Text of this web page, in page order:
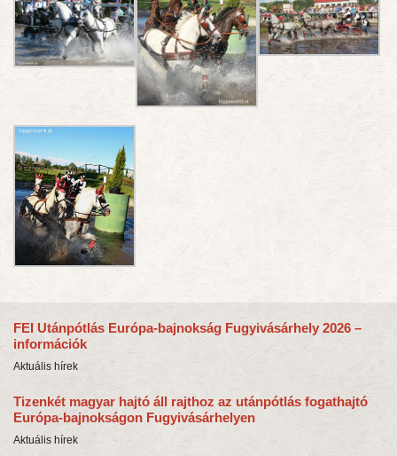
FEI Utánpótlás Európa-bajnokság Fugyivásárhely 2026 –
információk
Aktuális hírek
Tizenkét magyar hajtó áll rajthoz az utánpótlás fogathajtó
Európa-bajnokságon Fugyivásárhelyen
Aktuális hírek